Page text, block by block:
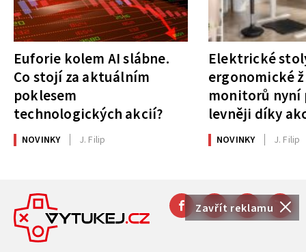
Zavřít reklamu
Euforie kolem AI slábne.
Co stojí za aktuálním
poklesem
technologických akcií?
NOVINKY J. Filip
Elektrické
ergonomické
monitorů
levněji díky
NOVINKY J. Filip